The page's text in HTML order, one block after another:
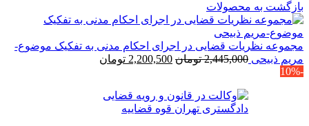
بازگشت به محصولات
مجموعه نظریات قضایی در اجرای احکام مدنی به تفکیک موضوع-
مریم ذبیحی 2,445,000 تومان قیمت
بود.
2,200,500 تومان
-10%